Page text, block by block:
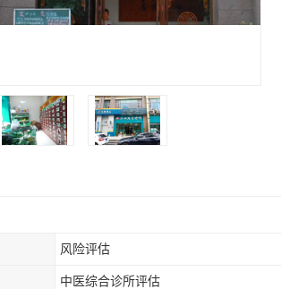
风险评估
中医综合诊所评估